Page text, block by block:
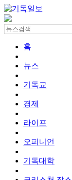
홈
뉴스
기독교
경제
라이프
오피니언
기독대학